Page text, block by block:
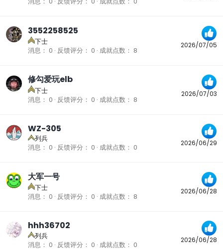
2026/07/05
3552258525
下士
消息
0 反馈评分 0 成就点数 8
2026/07/03
修勾爱玩elb
下士
消息
0 反馈评分 0 成就点数 8
2026/06/29
WZ-305
列兵
消息
0 反馈评分 0 成就点数 0
2026/06/28
大军一号
下士
消息
0 反馈评分 0 成就点数 8
2026/06/28
hhh36702
列兵
消息
0 反馈评分 0 成就点数 0